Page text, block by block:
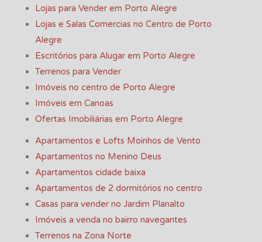
Lojas para Vender em Porto Alegre
Lojas e Salas Comercias no Centro de Porto
Alegre
Escritórios para Alugar em Porto Alegre
Terrenos para Vender
Imóveis no centro de Porto Alegre
Imóveis em Canoas
Ofertas Imobiliárias em Porto Alegre
Apartamentos e Lofts Moinhos de Vento
Apartamentos no Menino Deus
Apartamentos cidade baixa
Apartamentos de 2 dormitórios no centro
Casas para vender no Jardim Planalto
Imóveis a venda no bairro navegantes
Terrenos na Zona Norte